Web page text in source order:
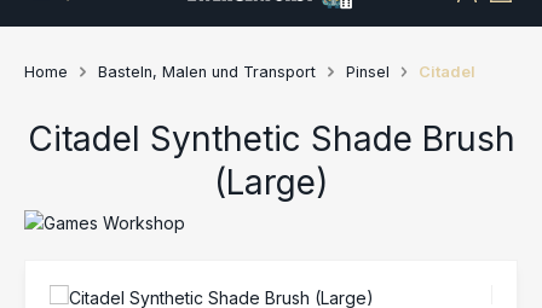
Home Basteln, Malen und Transport Pinsel Citadel
Citadel Synthetic Shade Brush
(Large)
Bildergalerie überspringen